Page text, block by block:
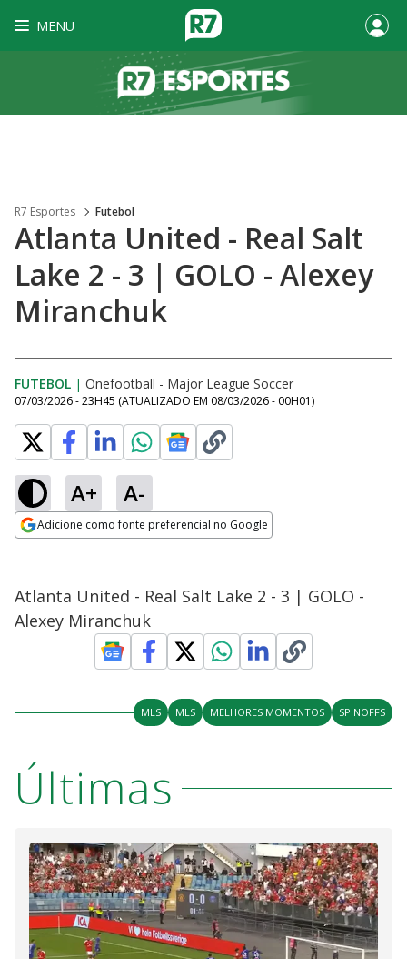
MENU
R7 Esportes Futebol
Atlanta United - Real Salt
Lake 2 - 3 | GOLO - Alexey
Miranchuk
FUTEBOL | Onefootball - Major League Soccer
07/03/2026 - 23H45 (ATUALIZADO EM 08/03/2026 - 00H01)
A+ A-
Adicione como fonte preferencial no Google
Atlanta United - Real Salt Lake 2 - 3 | GOLO -
Alexey Miranchuk
MLS MLS MELHORES MOMENTOS SPINOFFS
Últimas